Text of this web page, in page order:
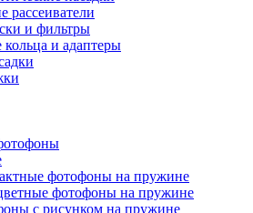
рассеиватели
и фильтры
и адаптеры
фотофоны на пружине
фотофоны на пружине
с рисунком на пружине